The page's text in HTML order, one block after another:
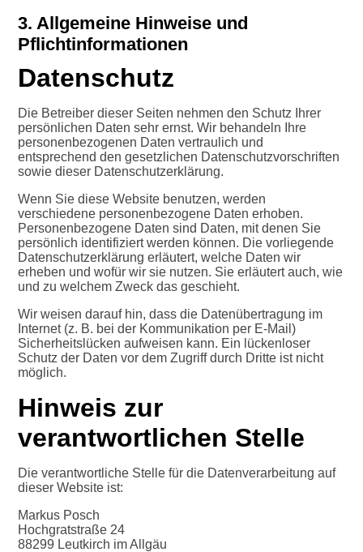
3. Allgemeine Hinweise und
Pflichtinformationen
Datenschutz
Die Betreiber dieser Seiten nehmen den Schutz Ihrer
persönlichen Daten sehr ernst. Wir behandeln Ihre
personenbezogenen Daten vertraulich und
entsprechend den gesetzlichen Datenschutzvorschriften
sowie dieser Datenschutzerklärung.
Wenn Sie diese Website benutzen, werden
verschiedene personenbezogene Daten erhoben.
Personenbezogene Daten sind Daten, mit denen Sie
persönlich identifiziert werden können. Die vorliegende
Datenschutzerklärung erläutert, welche Daten wir
erheben und wofür wir sie nutzen. Sie erläutert auch, wie
und zu welchem Zweck das geschieht.
Wir weisen darauf hin, dass die Datenübertragung im
Internet (z. B. bei der Kommunikation per E-Mail)
Sicherheitslücken aufweisen kann. Ein lückenloser
Schutz der Daten vor dem Zugriff durch Dritte ist nicht
möglich.
Hinweis zur
verantwortlichen Stelle
Die verantwortliche Stelle für die Datenverarbeitung auf
dieser Website ist:
Markus Posch
Hochgratstraße 24
88299 Leutkirch im Allgäu